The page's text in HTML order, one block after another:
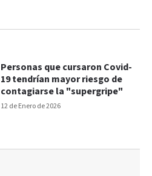
12 de Enero de 2026
Personas que cursaron Covid-
19 tendrían mayor riesgo de
contagiarse la "supergripe"